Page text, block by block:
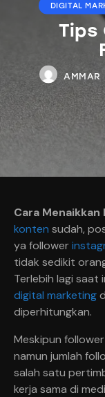
DIGITAL
Tips
AMMAR
Cara Menaikkan
konten sudah,
ya follower
tidak sedikit
Terlebih lagi saat
digital marketing
diperhitungkan.
Meskipun
namun jumlah
salah satu
kerja sama di